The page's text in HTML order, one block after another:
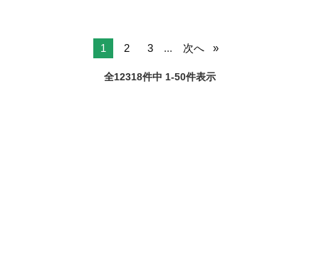
1 2 3 ... 次へ
全12318件中 1-50件表示